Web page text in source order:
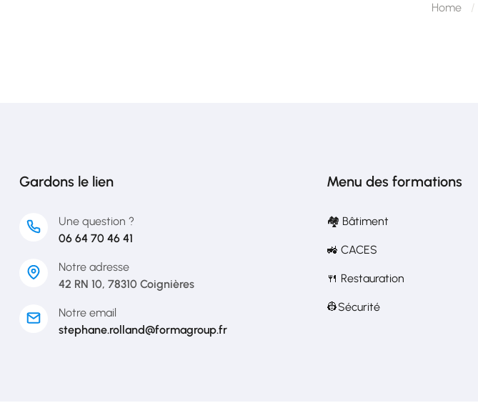
Home
Gardons le lien
Une question ?
06 64 70 46 41
Notre adresse
42 RN 10, 78310 Coignières
Notre email
stephane.rolland@formagroup.fr
Menu des formations
🏘️ Bâtiment
🚜 CACES
🍴 Restauration
👷Sécurité